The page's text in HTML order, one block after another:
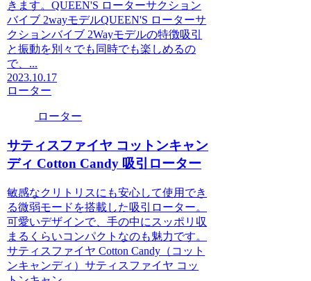
きます。QUEEN'S ローターサクション
バイブ 2wayモデルQUEEN'S ローターサ
クションバイブ 2Wayモデルの特徴吸引
と振動を別々でも同時でも楽しめるの
で、...
2023.10.17
ローター
ローター
サティスファイヤ コットンキャン
ディ Cotton Candy 吸引ローター
敏感なクリトリスにも安心して使用でき
る微弱モードを搭載した吸引ローター。
可愛いデザインで、手の中にスッポリ収
まるくらいコンパクトなのも魅力です。
サティスファイヤ Cotton Candy（コット
ンキャンディ）サティスファイヤ コッ